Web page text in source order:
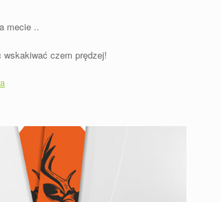
mecie ..
czem prędzej!